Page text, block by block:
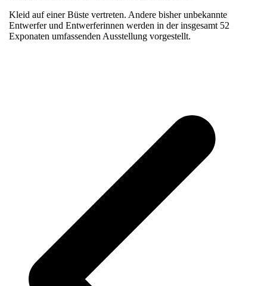
Kleid auf einer Büste vertreten. Andere bisher unbekannte
Entwerfer und Entwerferinnen werden in der insgesamt 52
Exponaten umfassenden Ausstellung vorgestellt.